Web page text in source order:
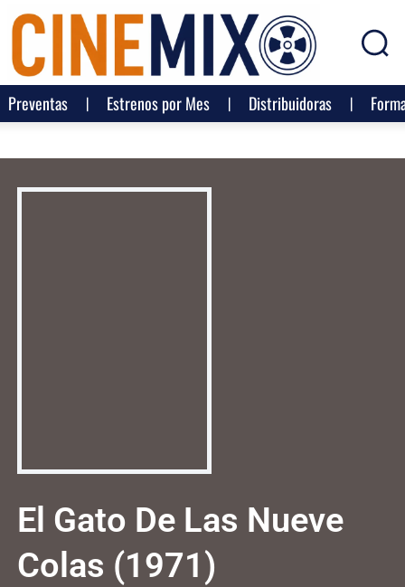
Preventas Estrenos por Mes Distribuidoras
El Gato De Las Nueve
Colas (1971)